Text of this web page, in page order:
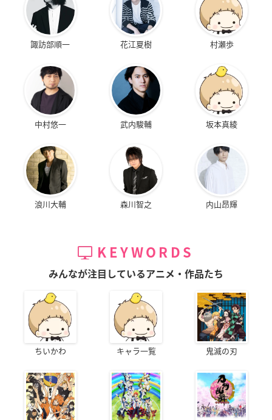
諏訪部順一 花江夏樹 村瀬歩
中村悠一 武内駿輔 坂本真綾
浪川大輔 森川智之 内山昂輝
KEYWORDS
みんなが注目しているアニメ・作品たち
ちいかわ キャラ一覧 鬼滅の刃